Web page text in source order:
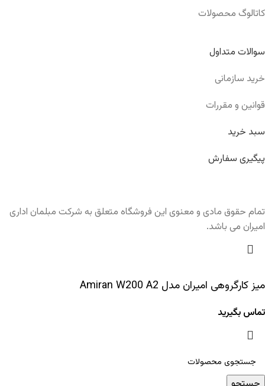
کاتالوگ محصولات
سوالات متداول
خرید سازمانی
قوانین و مقررات
سبد خرید
پیگیری سفارش
تمام حقوق مادی و معنوی این فروشگاه متعلق به شرکت مبلمان اداری
امیران می باشد.
میز کارگروهی امیران مدل Amiran W200 A2
تماس بگیرید